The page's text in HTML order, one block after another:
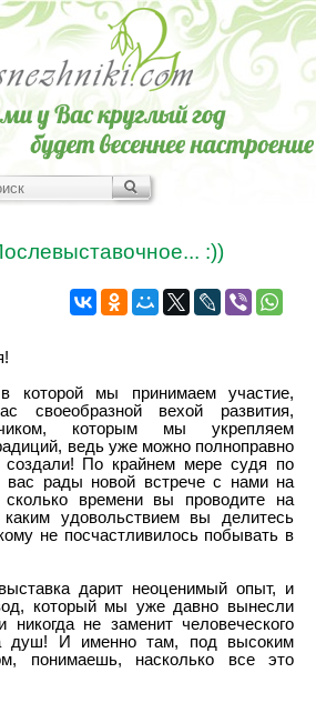
:))
которой мы принимаем участие,
своеобразной вехой развития,
которым мы укрепляем
ведь уже можно полноправно
По крайнем мере судя по
вас рады новой встрече с нами на
сколько времени вы проводите на
удовольствием вы делитесь
не посчастливилось побывать в
дарит неоценимый опыт, и
который мы уже давно вынесли
не заменит человеческого
душ! И именно там, под высоким
понимаешь, насколько все это